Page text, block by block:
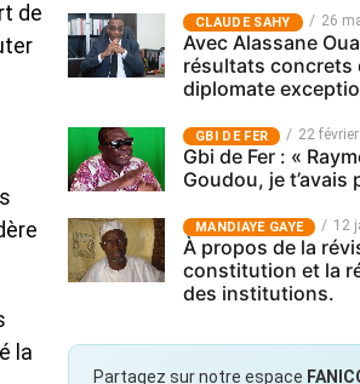
de
la
CLAUDE SAHY 26
Avec Alassane
résultats concrets
diplomate
GBI DE FER 22
Gbi de Fer : «
Goudou, je t’avais
MANDIAYE GAYE 12
À propos de la
constitution et la
des institutions.
Partagez sur notre espace